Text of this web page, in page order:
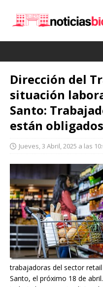
Dirección del
situación
Santo:
están
Jueves, 3 Abril, 2025 a las
trabajadoras del sector
Santo, el próximo 18 de